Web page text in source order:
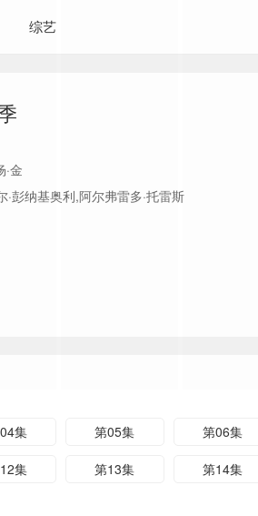
综艺
·金
彭纳基奥利,阿尔弗雷多·托雷斯
集 第05集 第06集
集 第13集 第14集